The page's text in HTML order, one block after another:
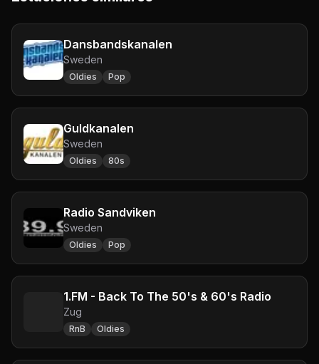
Dansbandskanalen
Sweden
Oldies Pop
Guldkanalen
Sweden
Oldies 80s
Radio Sandviken
Sweden
Oldies Pop
1.FM - Back To The 50's & 60's Radio
Zug
RnB Oldies